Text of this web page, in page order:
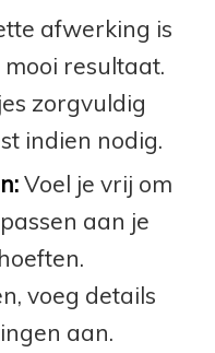
afwerking is
resultaat.
zorgvuldig
indien nodig.
Voel je vrij om
aan je
voeg details
aan.